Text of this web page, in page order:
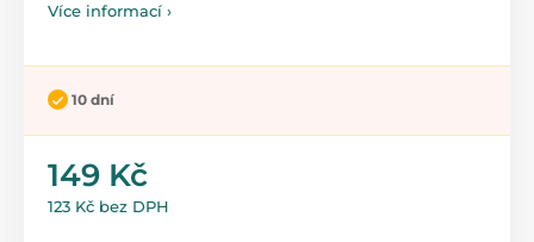
Více informací ›
10 dní
149 Kč
123 Kč bez DPH